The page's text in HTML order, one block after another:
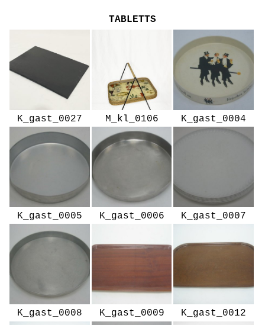
TABLETTS
K_gast_0027 M_kl_0106 K_gast_0004
K_gast_0005 K_gast_0006 K_gast_0007
K_gast_0008 K_gast_0009 K_gast_0012